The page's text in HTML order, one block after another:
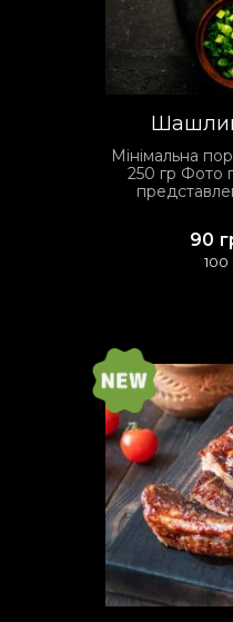
Мінімальна
250 гр Фото продукції на сайті
залежно
90
100